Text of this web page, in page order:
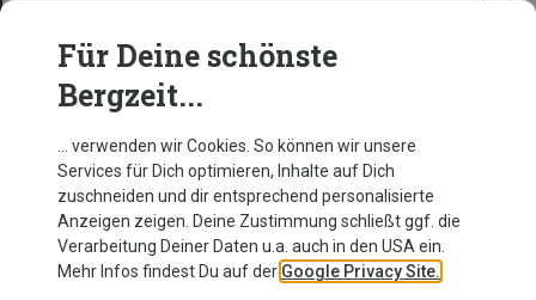
Für Deine schönste
Bergzeit...
… verwenden wir Cookies. So können wir unsere
Services für Dich optimieren, Inhalte auf Dich
zuschneiden und dir entsprechend personalisierte
Anzeigen zeigen. Deine Zustimmung schließt ggf. die
Verarbeitung Deiner Daten u.a. auch in den USA ein.
Mehr Infos findest Du auf der Google Privacy Site.